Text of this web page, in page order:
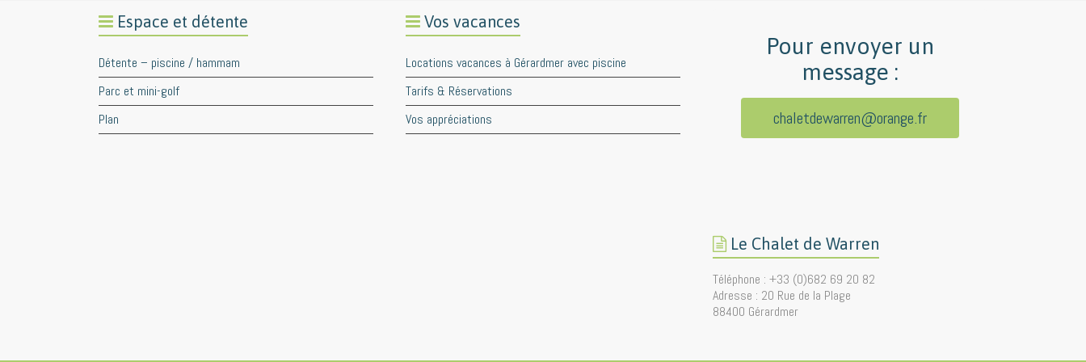
Espace et détente
Détente – piscine / hammam
Parc et mini-golf
Plan
Vos vacances
Locations vacances à Gérardmer avec piscine
Tarifs & Réservations
Vos appréciations
Pour envoyer un
message :
chaletdewarren@orange.fr
Le Chalet de Warren
Téléphone : +33 (0)682 69 20 82
Adresse : 20 Rue de la Plage
88400 Gérardmer